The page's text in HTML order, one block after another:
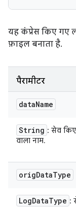
यह कंप्रेस किए गए
फ़ाइल बनाता है.
पैरामीटर
dataName
String : सेव
वाला नाम.
origDataType
LogDataType :